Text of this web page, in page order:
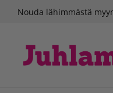
Siirry sisältöön
Nouda lähimmästä